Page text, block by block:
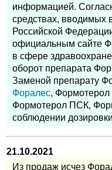
информацией.
средствах, вводимых
Российской
официальным сайте
в сфере
оборот препарата
Заменой препарату
Форалес,
Формотерол ПСК,
соблюдении
21.10.2021
Из продаж исчез